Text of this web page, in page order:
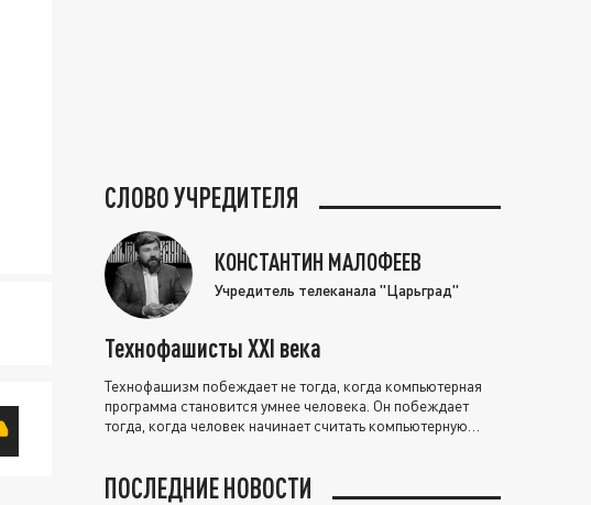
СЛОВО УЧРЕДИТЕЛЯ
КОНСТАНТИН МАЛОФЕЕВ
Учредитель телеканала "Царьград"
Технофашисты XXI века
Технофашизм побеждает не тогда, когда компьютерная
программа становится умнее человека. Он побеждает
тогда, когда человек начинает считать компьютерную
ПОСЛЕДНИЕ НОВОСТИ